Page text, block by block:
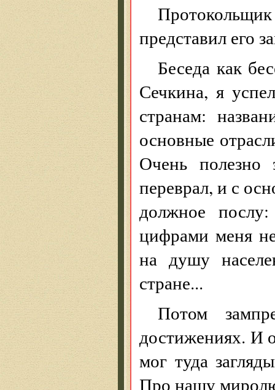
представил его
Беседа как
Сечкина, я
странам:
основные
Очень полезно
переврал, и с
должное
цифрами меня
на душу
стране...
Потом
достижениях. И
мог туда
Про нашу